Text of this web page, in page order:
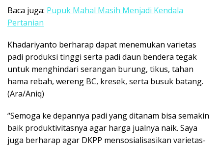
Baca juga: Pupuk Mahal Masih Menjadi Kendala
Pertanian
Khadariyanto berharap dapat menemukan varietas
padi produksi tinggi serta padi daun bendera tegak
untuk menghindari serangan burung, tikus, tahan
hama rebah, wereng BC, kresek, serta busuk batang.
(Ara/Aniq)
“Semoga ke depannya padi yang ditanam bisa semakin
baik produktivitasnya agar harga jualnya naik. Saya
juga berharap agar DKPP mensosialisasikan varietas-